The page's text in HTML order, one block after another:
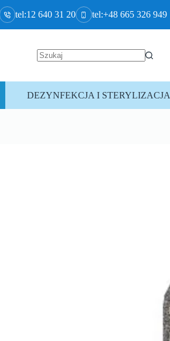
tel:12 640 31 20 tel:+48 665 326 949
DEZYNFEKCJA I STERYLIZACJA